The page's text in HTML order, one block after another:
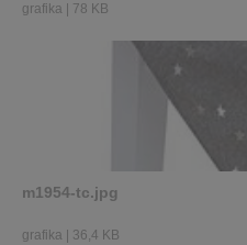
grafika 78 KB
m1954-tc.jpg
grafika 36,4 KB